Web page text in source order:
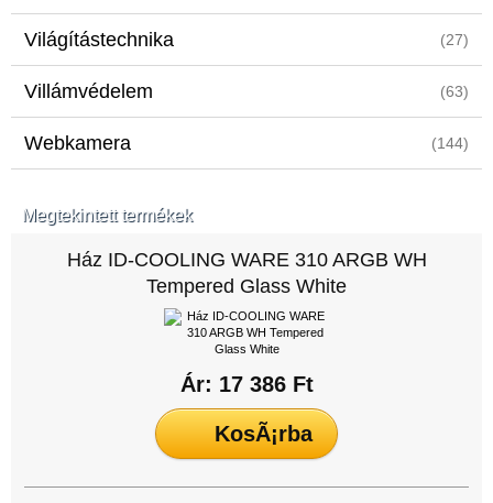
Világítástechnika (27)
Villámvédelem (63)
Webkamera (144)
Megtekintett termékek
Ház ID-COOLING WARE 310 ARGB WH
Tempered Glass White
Ár: 17 386 Ft